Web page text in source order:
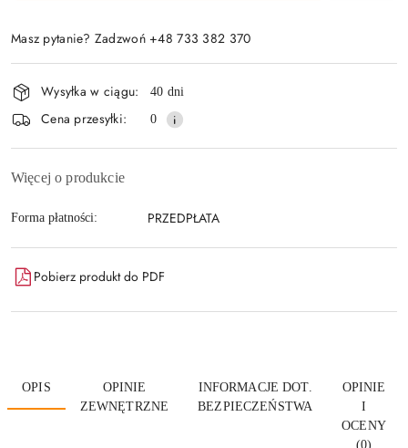
Masz pytanie? Zadzwoń +48 733 382 370
i
dostawa
Wysyłka w ciągu: 40 dni
Cena przesyłki: 0
Więcej o produkcie
Forma płatności: PRZEDPŁATA
Pobierz produkt do PDF
OPIS
OPINIE
ZEWNĘTRZNE
INFORMACJE DOT.
BEZPIECZEŃSTWA
OPINIE
I
OCENY
(0)